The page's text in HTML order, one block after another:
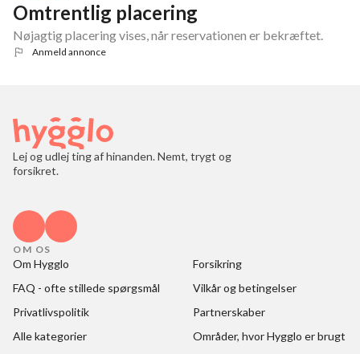
Omtrentlig placering
Nøjagtig placering vises, når reservationen er bekræftet.
Anmeld annonce
Lej og udlej ting af hinanden. Nemt, trygt og
forsikret.
OM OS
Om Hygglo
Forsikring
FAQ - ofte stillede spørgsmål
Vilkår og betingelser
Privatlivspolitik
Partnerskaber
Alle kategorier
Områder, hvor Hygglo er brugt